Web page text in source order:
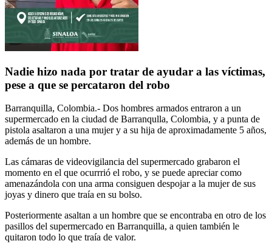
Nadie hizo nada por tratar de ayudar a las víctimas,
pese a que se percataron del robo
Barranquilla, Colombia.- Dos hombres armados entraron a un
supermercado en la ciudad de Barranqulla, Colombia, y a punta de
pistola asaltaron a una mujer y a su hija de aproximadamente 5 años,
además de un hombre.
Las cámaras de videovigilancia del supermercado grabaron el
momento en el que ocurrrió el robo, y se puede apreciar como
amenazándola con una arma consiguen despojar a la mujer de sus
joyas y dinero que traía en su bolso.
Posteriormente asaltan a un hombre que se encontraba en otro de los
pasillos del supermercado en Barranquilla, a quien también le
quitaron todo lo que traía de valor.